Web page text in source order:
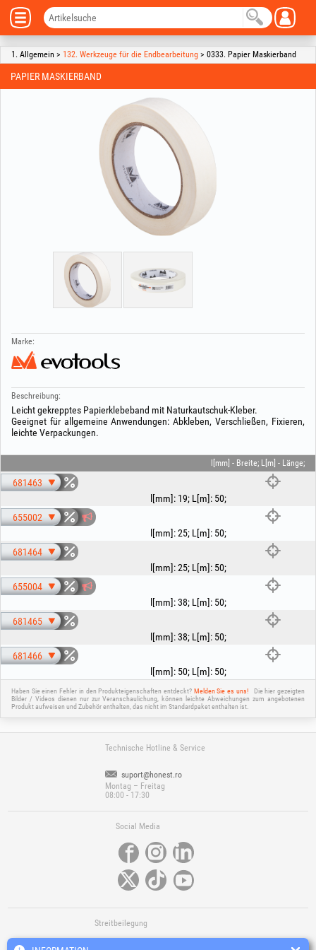
1. Allgemein > 132. Werkzeuge für die Endbearbeitung > 0333. Papier Maskierband
PAPIER MASKIERBAND
Marke:
Beschreibung:
Leicht gekrepptes Papierklebeband mit Naturkautschuk-Kleber.
Geeignet für allgemeine Anwendungen: Abkleben, Verschließen, Fixieren,
leichte Verpackungen.
l[mm] - Breite; L[m] - Länge;
681463
l[mm]: 19; L[m]: 50;
655002
l[mm]:25; L[m]: 50;
681464
l[mm]:25; L[m]: 50;
655004
l[mm]:38; L[m]: 50;
681465
l[mm]:38; L[m]: 50;
681466
l[mm]: 50; L[m]: 50;
Haben Sie einen Fehler in den Produkteigenschaften entdeckt? Melden Sie es uns!
Die hier gezeigten
Bilder / Videos dienen nur zur Veranschaulichung, können leichte Abweichungen zum angebotenen
Produkt aufweisen und Zubehör enthalten, das nicht im Standardpaket enthalten ist.
Technische Hotline & Service
suport@honest.ro
Montag – Freitag
08:00 - 17:30
Social Media
Streitbeilegung